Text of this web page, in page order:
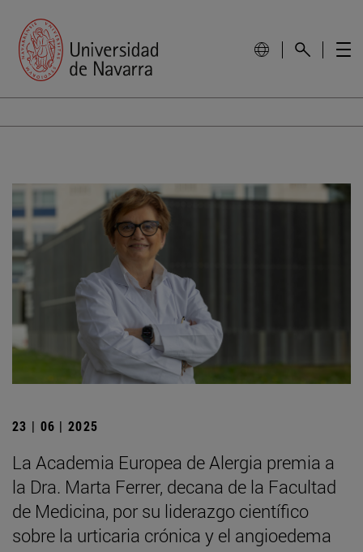
23 | 06 | 2025
La Academia Europea de Alergia premia a
la Dra. Marta Ferrer, decana de la Facultad
de Medicina, por su liderazgo científico
sobre la urticaria crónica y el angioedema